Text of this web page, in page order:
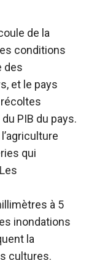
de la
conditions
des
et le pays
PIB du pays.
qui
à 5
inondations
la
cultures.